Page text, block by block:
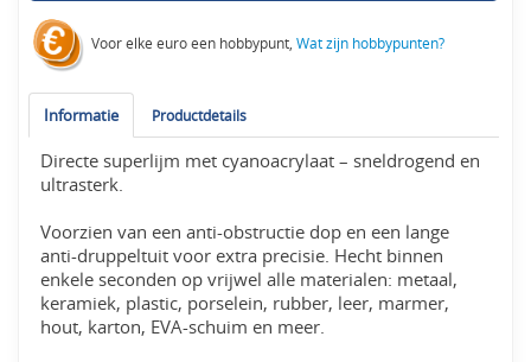
Voor elke euro een hobbypunt,Wat zijn hobbypunten?
Informatie Productdetails
Directe superlijm met cyanoacrylaat – sneldrogend en
ultrasterk.
Voorzien van een anti-obstructie dop en een lange
anti-druppeltuit voor extra precisie. Hecht binnen
enkele seconden op vrijwel alle materialen: metaal,
keramiek, plastic, porselein, rubber, leer, marmer,
hout, karton, EVA-schuim en meer.